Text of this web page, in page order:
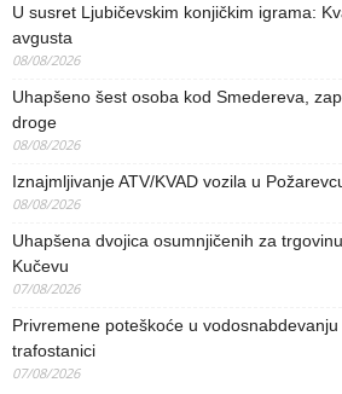
U susret Ljubičevskim konjičkim igrama:
avgusta
08/08/2026
Uhapšeno šest osoba kod Smedereva,
droge
08/08/2026
Iznajmljivanje ATV/KVAD vozila u
08/08/2026
Uhapšena dvojica osumnjičenih za
Kučevu
07/08/2026
Privremene poteškoće u
trafostanici
07/08/2026